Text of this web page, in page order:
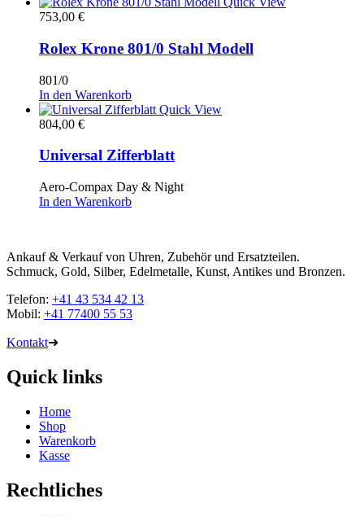
753,00 €
Rolex Krone 801/0 Stahl Modell
801/0
In den Warenkorb
Quick View
804,00 €
Universal Zifferblatt
Aero-Compax Day & Night
In den Warenkorb
Ankauf & Verkauf von Uhren, Zubehör und Ersatzteilen.
Schmuck, Gold, Silber, Edelmetalle, Kunst, Antikes und Bronzen.
Telefon: +41 43 534 42 13
Mobil: +41 77400 55 53
Kontakt➜
Quick links
Home
Shop
Warenkorb
Kasse
Rechtliches